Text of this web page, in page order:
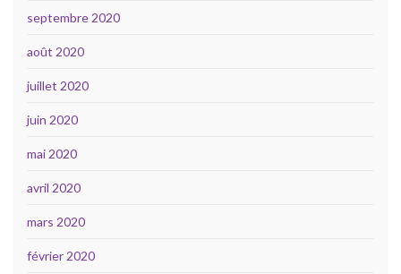
septembre 2020
août 2020
juillet 2020
juin 2020
mai 2020
avril 2020
mars 2020
février 2020